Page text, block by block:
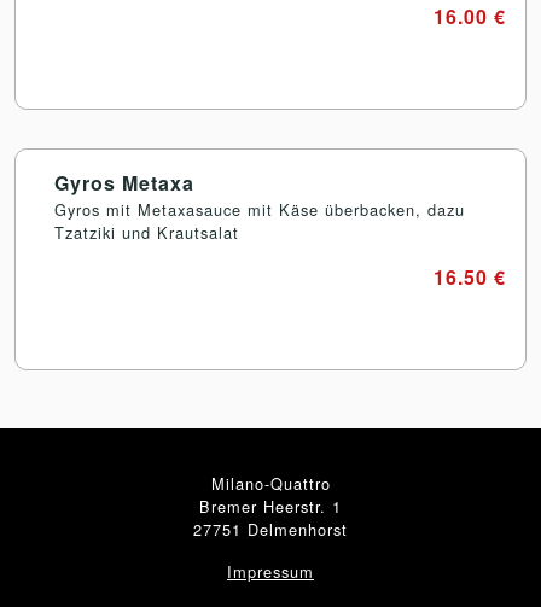
16.00 €
Gyros Metaxa
Gyros mit Metaxasauce mit Käse überbacken, dazu
Tzatziki und Krautsalat
16.50 €
Milano-Quattro
Bremer Heerstr. 1
27751 Delmenhorst
Impressum